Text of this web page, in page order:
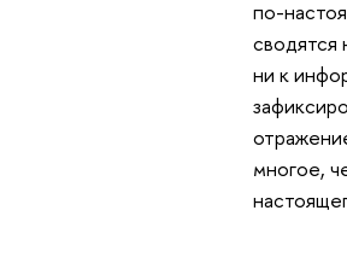
по-
сводятся
ни к
многое,